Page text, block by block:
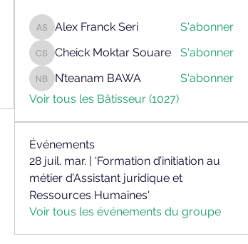
Alex Franck Seri
Alex Franck Seri S'abonner
Cheick Moktar Souare
Cheick Moktar Souare S'abonner
N’teanam BAWA
N’teanam BAWA
S'abonner
Voir tous les Bâtisseur (1027)
Événements
28 juil. mar. | 'Formation d’initiation au
métier d’Assistant juridique et
Ressources Humaines'
Voir tous les événements du groupe